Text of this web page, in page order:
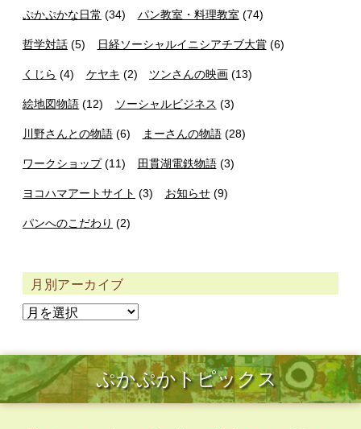
ぷかぷかな日常 (34) パン教室・料理教室 (74)
哲学対話 (5) 日経ソーシャルイニシアチブ大賞(6)
くじら (4) ケヤキ (2) ツンさんの映画 (13)
絵地図物語 (12) ソーシャルビジネス (3)
川野さんとの物語 (6) まーさんの物語(28)
ワークショップ(11) 田貫湖電鉄物語(3)
ヨコハマアートサイト (3) お知らせ(9)
パンへのこだわり (2)
月別アーカイブ
ぷかぷかトピックス